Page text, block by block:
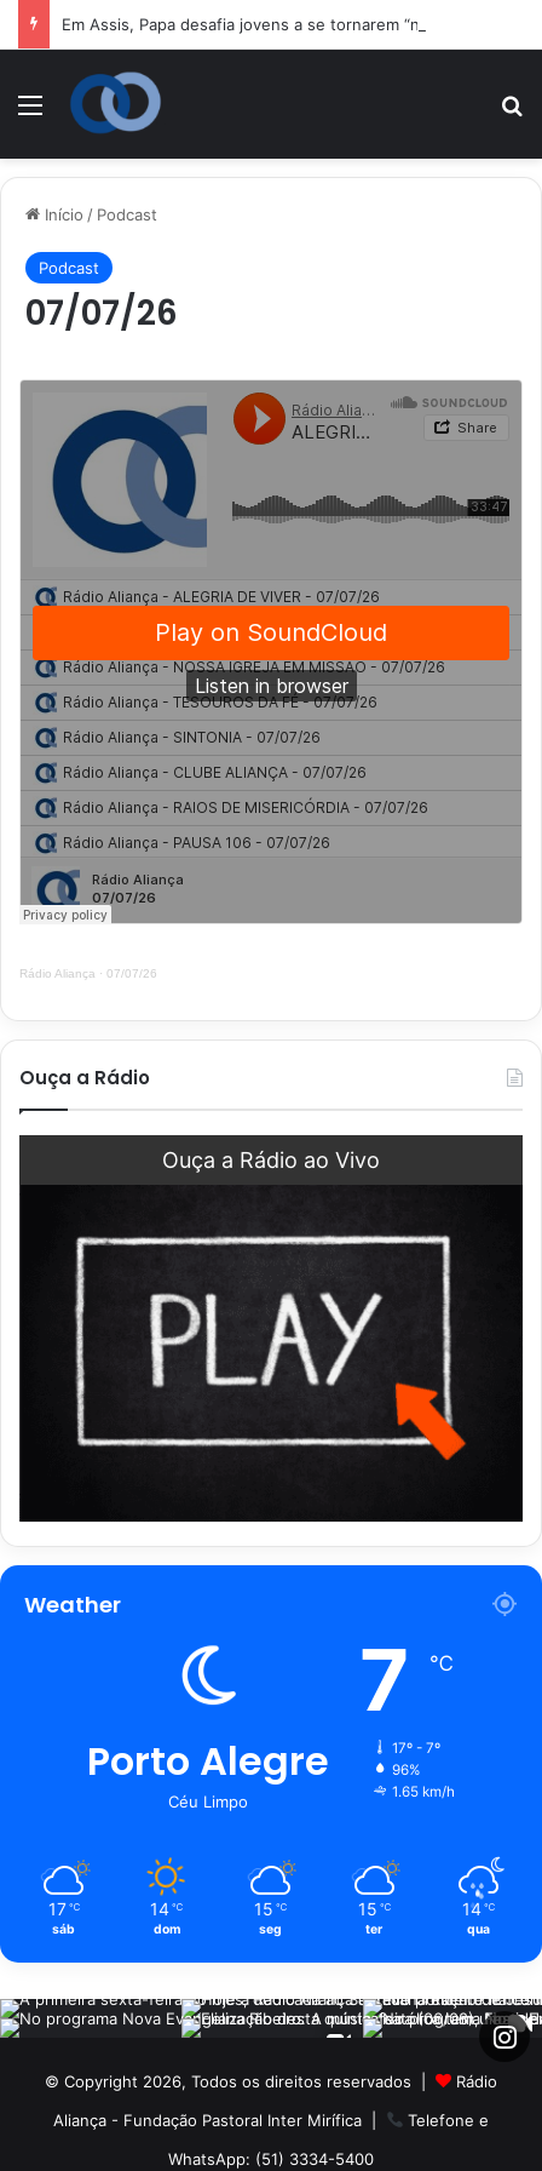
Menu
Início / Podcast
Podcast
07/07/26
Rádio Aliança · 07/07/26
Ouça a Rádio
Ouça a Rádio ao Vivo
Weather
Porto Alegre
Céu Limpo
7 ℃
17º - 7º
96%
1.65 km/h
17 ℃
sáb
14 ℃
dom
15 ℃
seg
15 ℃
ter
14 ℃
qua
© Copyright 2026, Todos os direitos reservados |
Rádio
Aliança - Fundação Pastoral Inter Mirífica|
Telefone e
WhatsApp: (51) 3334-5400